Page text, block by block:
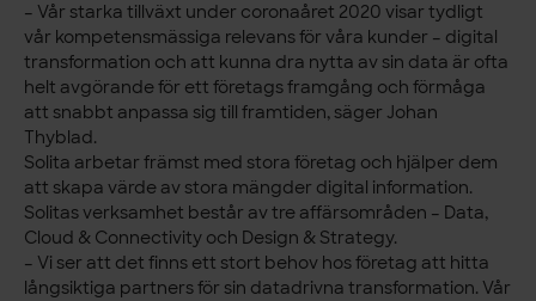
– Vår starka tillväxt under coronaåret 2020 visar tydligt
vår kompetensmässiga relevans för våra kunder – digital
transformation och att kunna dra nytta av sin data är ofta
helt avgörande för ett företags framgång och förmåga
att snabbt anpassa sig till framtiden, säger Johan
Thyblad.
Solita arbetar främst med stora företag och hjälper dem
att skapa värde av stora mängder digital information.
Solitas verksamhet består av tre affärsområden – Data,
Cloud & Connectivity och Design & Strategy.
– Vi ser att det finns ett stort behov hos företag att hitta
långsiktiga partners för sin datadrivna transformation. Vår